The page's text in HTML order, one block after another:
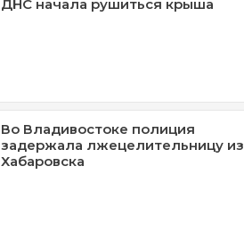
ДНС начала рушиться крыша
Во Владивостоке полиция
задержала лжецелительницу из
Хабаровска